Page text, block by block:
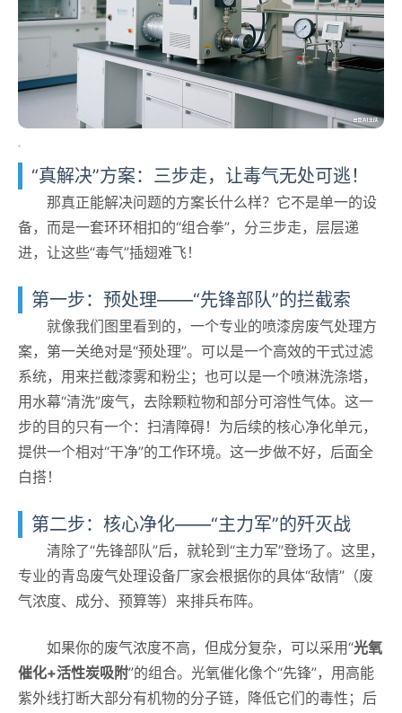
“真解决”方案：三步走，让毒气无处可逃！
那真正能解决问题的方案长什么样？它不是单一的设
备，而是一套环环相扣的“组合拳”，分三步走，层层递
进，让这些“毒气”插翅难飞！
第一步：预处理——“先锋部队”的拦截索
就像我们图里看到的，一个专业的喷漆房废气处理方
案，第一关绝对是“预处理”。可以是一个高效的干式过滤
系统，用来拦截漆雾和粉尘；也可以是一个喷淋洗涤塔，
用水幕“清洗”废气，去除颗粒物和部分可溶性气体。这一
步的目的只有一个：扫清障碍！为后续的核心净化单元，
提供一个相对“干净”的工作环境。这一步做不好，后面全
白搭！
第二步：核心净化——“主力军”的歼灭战
清除了“先锋部队”后，就轮到“主力军”登场了。这里，
专业的青岛废气处理设备厂家会根据你的具体“敌情”（废
气浓度、成分、预算等）来排兵布阵。
如果你的废气浓度不高，但成分复杂，可以采用“光氧
催化+活性炭吸附”的组合。光氧催化像个“先锋”，用高能
紫外线打断大部分有机物的分子链，降低它们的毒性；后